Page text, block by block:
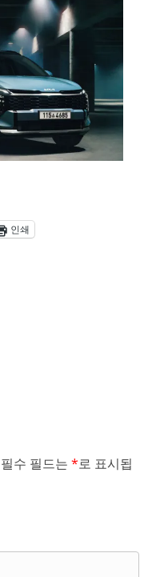
인쇄
필수 필드는 *로 표시됩